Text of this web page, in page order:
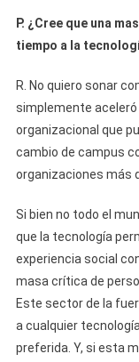
P. ¿Cree que una
tiempo a la
R. No quiero sonar
simplemente
organizacional que
cambio de campus
organizaciones más
Si bien no todo el
que la tecnología
experiencia social
masa crítica de
Este sector de la
a cualquier
preferida. Y, si esta